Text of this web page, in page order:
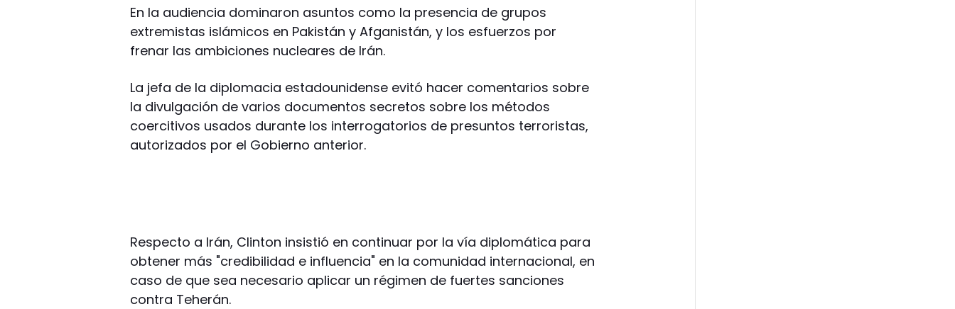
En la audiencia dominaron asuntos como la presencia de grupos
extremistas islámicos en Pakistán y Afganistán, y los esfuerzos por
frenar las ambiciones nucleares de Irán.
La jefa de la diplomacia estadounidense evitó hacer comentarios sobre
la divulgación de varios documentos secretos sobre los métodos
coercitivos usados durante los interrogatorios de presuntos terroristas,
autorizados por el Gobierno anterior.
Respecto a Irán, Clinton insistió en continuar por la vía diplomática para
obtener más "credibilidad e influencia" en la comunidad internacional, en
caso de que sea necesario aplicar un régimen de fuertes sanciones
contra Teherán.